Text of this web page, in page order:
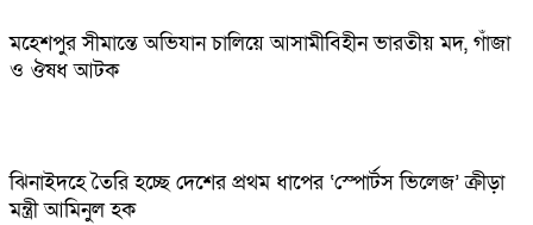
মহেশপুর সীমান্তে অভিযান চালিয়ে আসামীবিহীন ভারতীয় মদ, গাঁজা
ও ঔষধ আটক
ঝিনাইদহে তৈরি হচ্ছে দেশের প্রথম ধাপের ‘স্পোর্টস ভিলেজ’ ক্রীড়া
মন্ত্রী আমিনুল হক